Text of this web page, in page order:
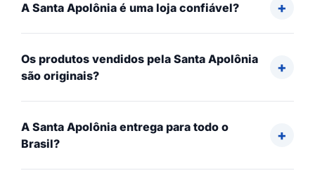
A Santa Apolônia é uma loja confiável?
Os produtos vendidos pela Santa Apolônia
são originais?
A Santa Apolônia entrega para todo o
Brasil?